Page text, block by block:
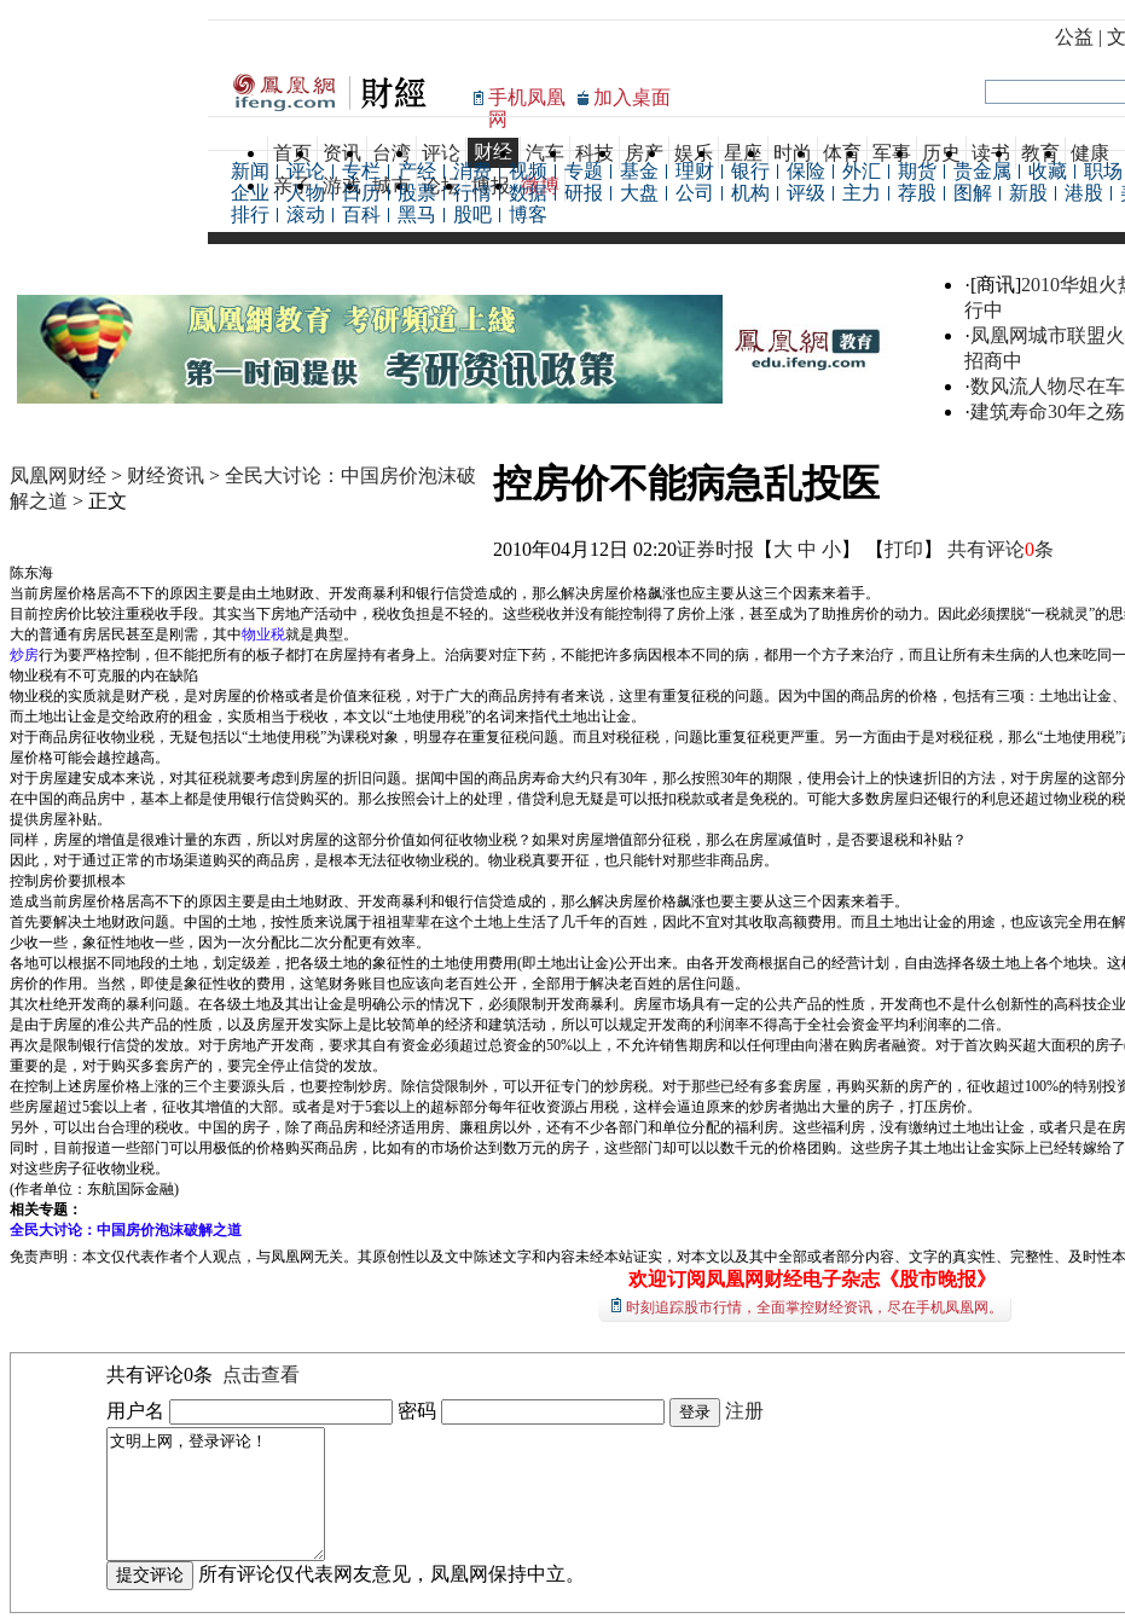
公益 |
手机凤凰
网
加入桌面
首页 资讯 台湾 评论 财经 汽车 科技 房产 娱乐 星座 时尚 体育 军事 历史 读书 教育 健康
亲子 游戏 城市 论坛 博报 微博
新闻 评论 专栏 产经 消费 视频 专题 基金 理财 银行 保险 外汇 期货 贵金属 收藏 职场
企业
人物 日历 股票 行情 数据 研报 大盘 公司 机构 评级 主力 荐股 图解 新股 港股
排行
滚动 百科 黑马 股吧 博客
·[商讯]2010华姐火
行中
·凤凰网城市联盟
招商中
·数风流人物尽在
·建筑寿命30年之殇
凤凰网财经 > 财经资讯 > 全民大讨论：中国房价泡沫破
解之道 > 正文 控房价不能病急乱投医
2010年04月12日 02:20证券时报 【 大 中 小】 【打印 】 共有评论0条
陈东海
当前房屋价格居高不下的原因主要是由土地财政、开发商暴利和银行信贷造成的，那么解决房屋价格飙涨也应主要从这三个因素来着手。
目前控房价比较注重税收手段。其实当下房地产活动中，税收负担是不轻的。这些税收并没有能控制得了房价上涨，甚至成为了助推房价的动力。因此必须摆脱“一税就灵”
大的普通有房居民甚至是刚需，其中物业税就是典型。
炒房行为要严格控制，但不能把所有的板子都打在房屋持有者身上。治病要对症下药，不能把许多病因根本不同的病，都用一个方子来治疗，而且让所有未生病的人也来吃同一
物业税有不可克服的内在缺陷
物业税的实质就是财产税，是对房屋的价格或者是价值来征税，对于广大的商品房持有者来说，这里有重复征税的问题。因为中国的商品房的价格，包括有三项：土地出让金
而土地出让金是交给政府的租金，实质相当于税收，本文以“土地使用税”的名词来指代土地出让金。
对于商品房征收物业税，无疑包括以“土地使用税”为课税对象，明显存在重复征税问题。而且对税征税，问题比重复征税更严重。另一方面由于是对税征税，那么“土地使用
屋价格可能会越控越高。
对于房屋建安成本来说，对其征税就要考虑到房屋的折旧问题。据闻中国的商品房寿命大约只有30年，那么按照30年的期限，使用会计上的快速折旧的方法，对于房屋的这部
在中国的商品房中，基本上都是使用银行信贷购买的。那么按照会计上的处理，借贷利息无疑是可以抵扣税款或者是免税的。可能大多数房屋归还银行的利息还超过物业税
提供房屋补贴。
同样，房屋的增值是很难计量的东西，所以对房屋的这部分价值如何征收物业税？如果对房屋增值部分征税，那么在房屋减值时，是否要退税和补贴？
因此，对于通过正常的市场渠道购买的商品房，是根本无法征收物业税的。物业税真要开征，也只能针对那些非商品房。
控制房价要抓根本
造成当前房屋价格居高不下的原因主要是由土地财政、开发商暴利和银行信贷造成的，那么解决房屋价格飙涨也要主要从这三个因素来着手。
首先要解决土地财政问题。中国的土地，按性质来说属于祖祖辈辈在这个土地上生活了几千年的百姓，因此不宜对其收取高额费用。而且土地出让金的用途，也应该完全用
少收一些，象征性地收一些，因为一次分配比二次分配更有效率。
各地可以根据不同地段的土地，划定级差，把各级土地的象征性的土地使用费用(即土地出让金)公开出来。由各开发商根据自己的经营计划，自由选择各级土地上各个地块。
房价的作用。当然，即使是象征性收的费用，这笔财务账目也应该向老百姓公开，全部用于解决老百姓的居住问题。
其次杜绝开发商的暴利问题。在各级土地及其出让金是明确公示的情况下，必须限制开发商暴利。房屋市场具有一定的公共产品的性质，开发商也不是什么创新性的高科技
是由于房屋的准公共产品的性质，以及房屋开发实际上是比较简单的经济和建筑活动，所以可以规定开发商的利润率不得高于全社会资金平均利润率的二倍。
再次是限制银行信贷的发放。对于房地产开发商，要求其自有资金必须超过总资金的50%以上，不允许销售期房和以任何理由向潜在购房者融资。对于首次购买超大面积的房
重要的是，对于购买多套房产的，要完全停止信贷的发放。
在控制上述房屋价格上涨的三个主要源头后，也要控制炒房。除信贷限制外，可以开征专门的炒房税。对于那些已经有多套房屋，再购买新的房产的，征收超过100%的特别
些房屋超过5套以上者，征收其增值的大部。或者是对于5套以上的超标部分每年征收资源占用税，这样会逼迫原来的炒房者抛出大量的房子，打压房价。
另外，可以出台合理的税收。中国的房子，除了商品房和经济适用房、廉租房以外，还有不少各部门和单位分配的福利房。这些福利房，没有缴纳过土地出让金，或者只是在
同时，目前报道一些部门可以用极低的价格购买商品房，比如有的市场价达到数万元的房子，这些部门却可以以数千元的价格团购。这些房子其土地出让金实际上已经转嫁
对这些房子征收物业税。
(作者单位：东航国际金融)
相关专题：
全民大讨论：中国房价泡沫破解之道
免责声明：本文仅代表作者个人观点，与凤凰网无关。其原创性以及文中陈述文字和内容未经本站证实，对本文以及其中全部或者部分内容、文字的真实性、完整性、及时性
欢迎订阅凤凰网财经电子杂志《股市晚报》
时刻追踪股市行情，全面掌控财经资讯，尽在手机凤凰网。
共有评论0条
点击查看
用户名
密码 注册
所有评论仅代表网友意见，凤凰网保持中立。